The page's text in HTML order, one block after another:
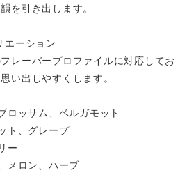
を引き出します。
エーション
レーバープロファイルに対応してお
い出しやすくします。
ロッサム、ベルガモット
ト、グレープ
ー
メロン、ハーブ